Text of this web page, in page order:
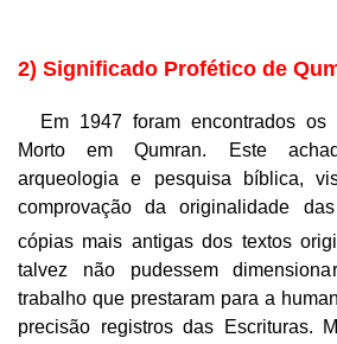
2) Significado Profético de
Em 1947 foram encontrados os
Morto em Qumran. Este
arqueologia e pesquisa bíblica,
comprovação da originalidade
cópias mais antigas dos textos
talvez não pudessem
trabalho que prestaram para a
precisão registros das Escrituras.